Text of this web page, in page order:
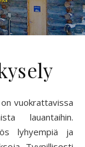
lauantaihin.
lyhyempiä ja